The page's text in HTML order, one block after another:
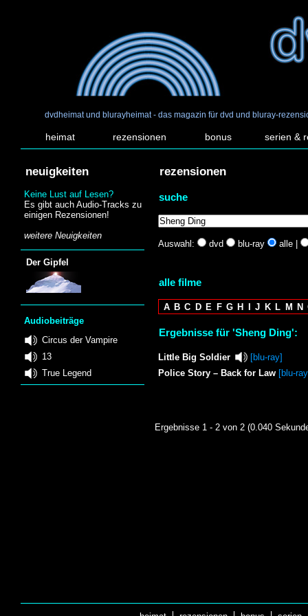
dvdheimat und blurayheimat - das magazin für dvd und bluray-
heimat rezensionen bonus serien &
neuigkeiten
Keine Lust auf Lesen?
Es gibt auch Audio-Tracks zu
einigen Rezensionen!
weitere Neuigkeiten
Der Gipfel
Audiobeiträge
Circus der Vampire
13
True Legend
rezensionen
suche
Auswahl: dvd blu-ray alle |
alle filme
A B C D E F G H I J K L M N
Ergebnisse für 'Sheng Ding':
Little Big Soldier
[blu-ray]
Police Story – Back for Law [blu-
Ergebnisse 1 - 2 von 2 (0.040